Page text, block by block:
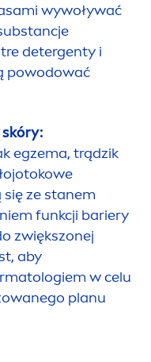
wywoływać
detergenty i
powodować
egzema, trądzik
ze stanem
funkcji bariery
zwiększonej
aby
w celu
planu